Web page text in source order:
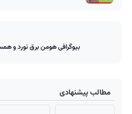
بیوگرافی هومن برق ‌نورد و
مطالب پیشنهادی